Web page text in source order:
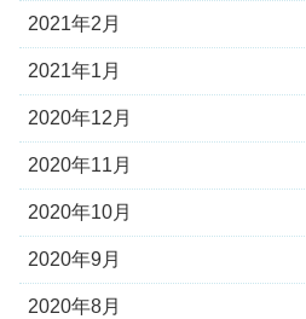
2021年2月
2021年1月
2020年12月
2020年11月
2020年10月
2020年9月
2020年8月